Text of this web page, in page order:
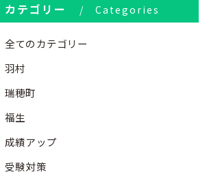
カテゴリー Categories
全てのカテゴリー
羽村
瑞穂町
福生
成績アップ
受験対策